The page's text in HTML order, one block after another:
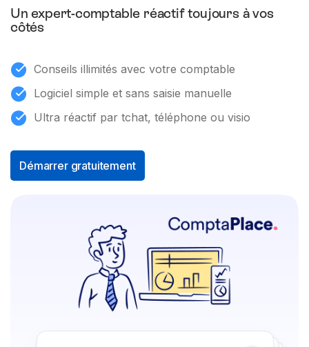
Un expert-comptable réactif toujours à vos
côtés
Conseils illimités avec votre comptable
Logiciel simple et sans saisie manuelle
Ultra réactif par tchat, téléphone ou visio
Démarrer gratuitement